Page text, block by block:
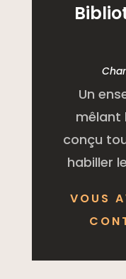
Un
mêlant
conçu
habiller
VOUS